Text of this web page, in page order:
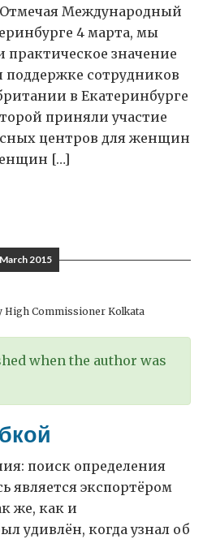
Отмечая Международный
4 марта, мы
значение
поддержке сотрудников
в Екатеринбурге
приняли участие
центров для женщин
[…]
2015
High Commissioner Kolkata
when the author was
поиск определения
является экспортёром
же, как и
удивлён, когда узнал об